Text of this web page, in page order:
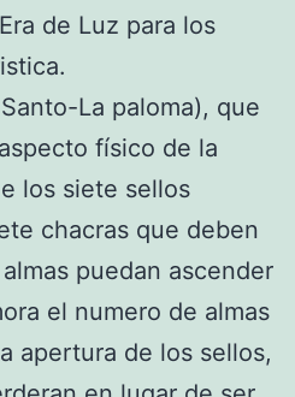
de Luz para los
La paloma), que
físico de la
los siete sellos
chacras que deben
puedan ascender
el numero de almas
apertura de los sellos,